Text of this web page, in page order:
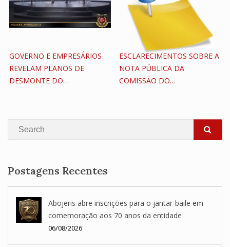
GOVERNO E EMPRESÁRIOS
REVELAM PLANOS DE
DESMONTE DO…
ESCLARECIMENTOS SOBRE A
NOTA PÚBLICA DA
COMISSÃO DO…
Search
Postagens Recentes
Abojeris abre inscrições para o jantar-baile em
comemoração aos 70 anos da entidade
06/08/2026